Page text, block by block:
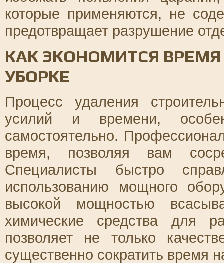
которые применяются, не
предотвращает разрушение
КАК ЭКОНОМИТСЯ
УБОРКЕ
Процесс удаления
усилий и времени,
самостоятельно.
время, позволяя вам
Специалисты быстро
использованию мощного
высокой мощностью
химические средства для
позволяет не только
существенно сократить время